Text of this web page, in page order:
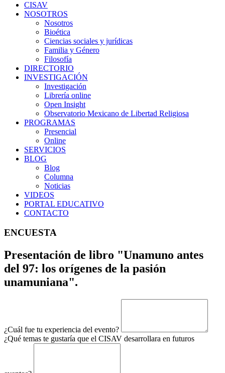
CISAV
NOSOTROS
Nosotros
Bioética
Ciencias sociales y jurídicas
Familia y Género
Filosofía
DIRECTORIO
INVESTIGACIÓN
Investigación
Librería online
Open Insight
Observatorio Mexicano de Libertad Religiosa
PROGRAMAS
Presencial
Online
SERVICIOS
BLOG
Blog
Columna
Noticias
VIDEOS
PORTAL EDUCATIVO
CONTACTO
ENCUESTA
Presentación de libro "Unamuno antes
del 97: los orígenes de la pasión
unamuniana".
¿Cuál fue tu experiencia del evento?
¿Qué temas te gustaría que el CISAV desarrollara en futuros